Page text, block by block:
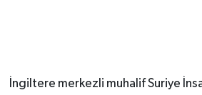
İngiltere merkezli muhalif Suriye